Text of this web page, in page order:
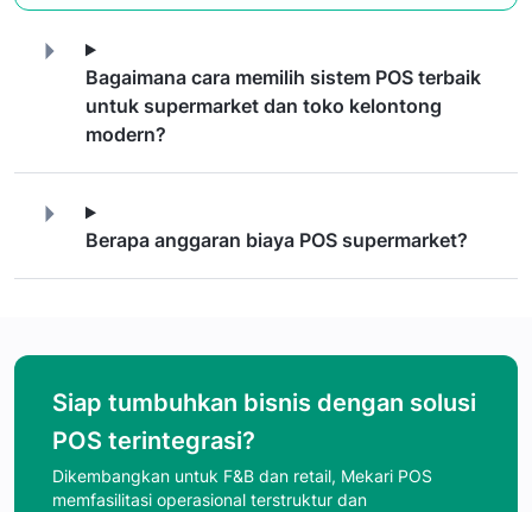
Bagaimana cara memilih sistem POS terbaik
untuk supermarket dan toko kelontong
modern?
Berapa anggaran biaya POS supermarket?
Siap tumbuhkan bisnis dengan solusi
POS terintegrasi?
Dikembangkan untuk F&B dan retail, Mekari POS
memfasilitasi operasional terstruktur dan